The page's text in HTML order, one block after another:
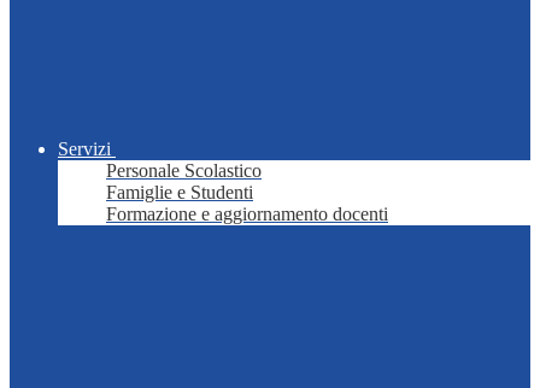
Servizi
Personale Scolastico
Famiglie e Studenti
Formazione e aggiornamento docenti